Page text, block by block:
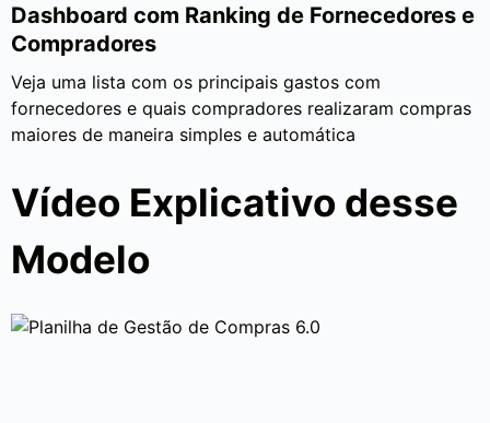
Dashboard com Ranking de Fornecedores e
Compradores
Veja uma lista com os principais gastos com
fornecedores e quais compradores realizaram compras
maiores de maneira simples e automática
Vídeo Explicativo desse
Modelo